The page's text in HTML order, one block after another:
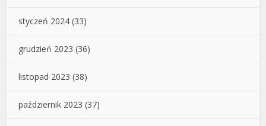
styczeń 2024 (33)
grudzień 2023 (36)
listopad 2023 (38)
październik 2023 (37)